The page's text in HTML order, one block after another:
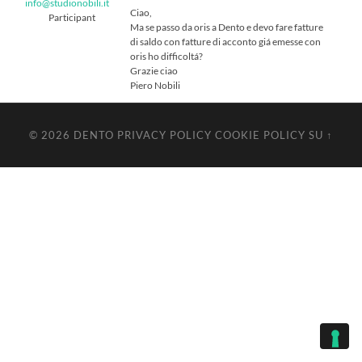
info@studionobili.it
Participant
Ciao,
Ma se passo da oris a Dento e devo fare fatture
di saldo con fatture di acconto giá emesse con
oris ho difficoltá?
Grazie ciao
Piero Nobili
© 2026 DENTO PRIVACY POLICY COOKIE POLICY SU ↑